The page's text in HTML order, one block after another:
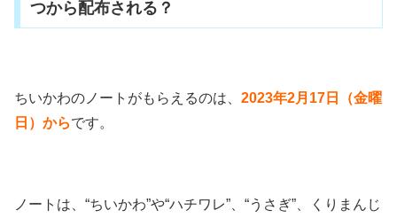
つから配布される？
ちいかわのノートがもらえるのは、 2023年2月17日（金曜
日） からです。
ノートは、“ちいかわ”や“ハチワレ”、“うさぎ”、くりまんじ